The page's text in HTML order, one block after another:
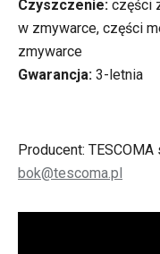
Czyszczenie: części
w zmywarce, części
zmywarce
Gwarancja: 3-letnia
Producent:
bok@tescoma.pl